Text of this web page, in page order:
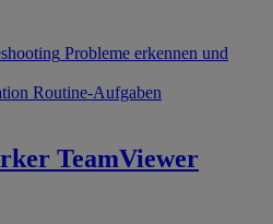
Probleme erkennen und
Routine-Aufgaben
TeamViewer